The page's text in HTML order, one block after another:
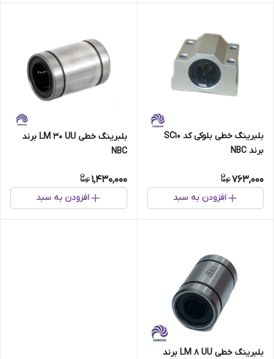
بلبرینگ خطی بلوکی کد SC10
برند NBC
763,000
افزودن به سبد
بلبرینگ خطی LM 30 UU برند
NBC
1,430,000
افزودن به سبد
بلبرینگ خطی LM 8 UU برند